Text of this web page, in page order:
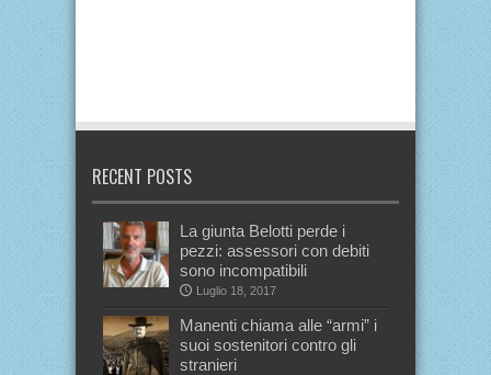
RECENT POSTS
La giunta Belotti perde i
pezzi: assessori con debiti
sono incompatibili
Luglio 18, 2017
Manenti chiama alle “armi” i
suoi sostenitori contro gli
stranieri